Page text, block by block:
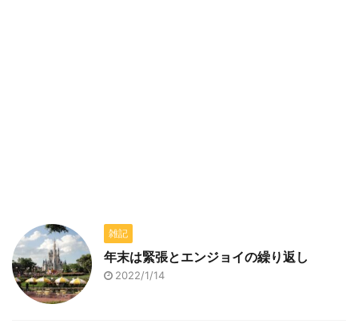
雑記
年末は緊張とエンジョイの繰り返し
2022/1/14